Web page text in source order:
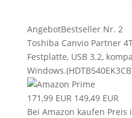
AngebotBestseller Nr. 2
Toshiba Canvio Partner
Festplatte, USB 3.2,
171,99 EUR 149,49 EUR
Bei Amazon kaufen Preis